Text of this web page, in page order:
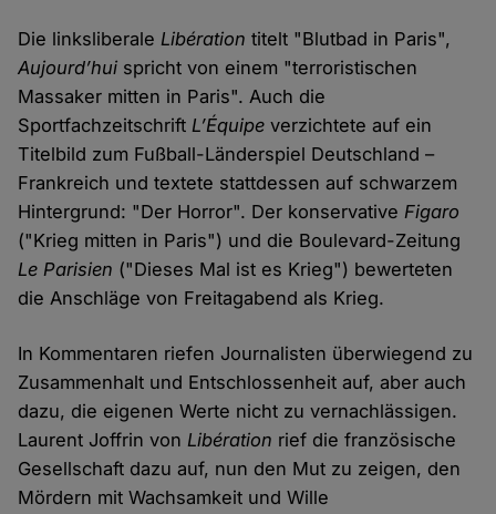
Die linksliberaleLibération titelt "Blutbad in Paris",
Aujourd’hui spricht von einem "terroristischen
Massaker mitten in Paris". Auch die
SportfachzeitschriftL’Équipe verzichtete auf ein
Titelbild zum Fußball-Länderspiel Deutschland –
Frankreich und textete stattdessen auf schwarzem
Hintergrund: "Der Horror". Der konservativeFigaro
("Krieg mitten in Paris") und die Boulevard-Zeitung
Le Parisien ("Dieses Mal ist es Krieg") bewerteten
die Anschläge von Freitagabend als Krieg.
In Kommentaren riefen Journalisten überwiegend zu
Zusammenhalt und Entschlossenheit auf, aber auch
dazu, die eigenen Werte nicht zu vernachlässigen.
Laurent Joffrin vonLibération rief die französische
Gesellschaft dazu auf, nun den Mut zu zeigen, den
Mördern mit Wachsamkeit und Wille